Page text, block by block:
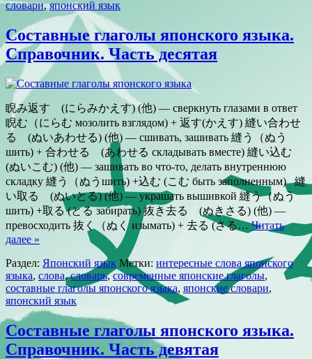
словари,японский язык
Составные глаголы японского языка.
Справочник. Часть десятая
睨み返す (にらみかえす) (他) — сверкнуть глазами в ответ
睨む（にらむ мозолить взглядом) + 返す(かえす) 縫い合わせ
る (ぬいあわせる) (他) — сшивать, зашивать 縫う（ぬう
шить) + 合わせる (あわせる складывать вместе) 縫い込む
(ぬいこむ) (他) — зашивать во что-то, делать внутреннюю
складку 縫う（ぬうшить) +込む (こむ быть заполненным) 縫
い取る (ぬいとる) (他) — украшать вышивкой 縫う（ぬう
шить) +取る (とる забирать) 抜き去る (ぬきさる) (他) —
превосходить 抜く（ぬく изымать) + 去る (さる…Читать
далее »
Раздел: Японский язык Метки: интересные слова японского
языка, слова,словарь,современные японские глаголы,
составные глаголы японского языка, японские словари,
японский язык
Составные глаголы японского языка.
Справочник. Часть девятая